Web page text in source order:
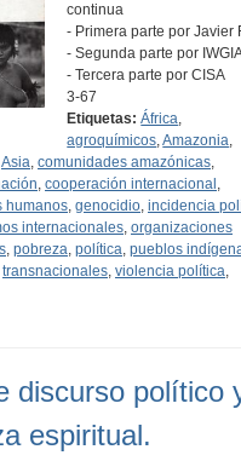
continua
- Primera parte por Javier
- Segunda parte por
- Tercera parte por CISA
3-67
Etiquetas: África,
agroquímicos,Amazonia,
Asia, comunidades amazónicas,
, cooperación internacional ,
humanos, genocidio, incidencia
internacionales, organizaciones
, pobreza, política, pueblos
transnacionales, violencia política,
discurso político
espiritual.